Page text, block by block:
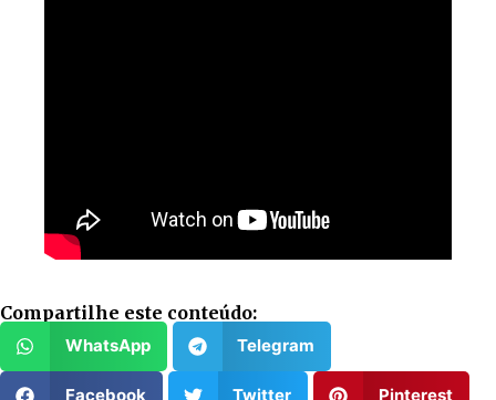
Compartilhe este conteúdo:
WhatsApp Telegram
Facebook Twitter Pinterest